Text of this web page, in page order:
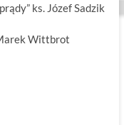
ks. Józef Sadzik
Wittbrot